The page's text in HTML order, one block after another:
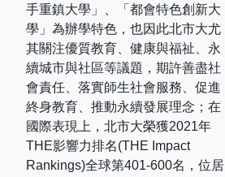
手重鎮大學」、「都會特色創新大
學」為辦學特色，也因此北市大尤
其關注優質教育、健康與福祉、永
續城市與社區等議題，期許善盡社
會責任、落實師生社會服務、促進
終身教育、推動永續發展理念；在
國際表現上， 北市大榮獲2021年
THE影響力排名(THE Impact
Rankings)全球第401-600名，位居